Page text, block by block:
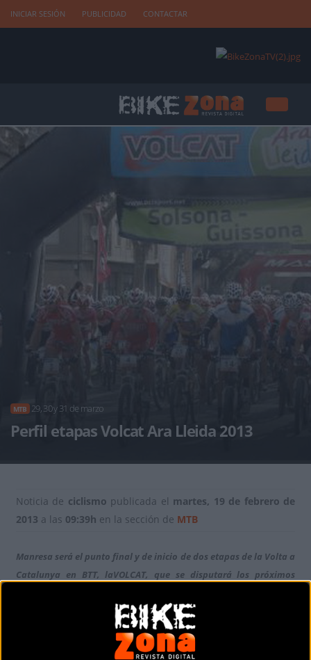
INICIAR SESIÓN PUBLICIDAD CONTACTAR
MTB 29, 30 y 31 de marzo
Perfil etapas Volcat Ara Lleida 2013
Noticia de ciclismo publicada el martes, 19 de febrero de
2013 a las 09:39h en la sección de MTB
Manresa será el punto final y de inicio de dos etapas de la Volta a
Catalunya en BTT, laVOLCAT, que se disputará los próximos
Barcelona en tres duras y espectaculares etapas.